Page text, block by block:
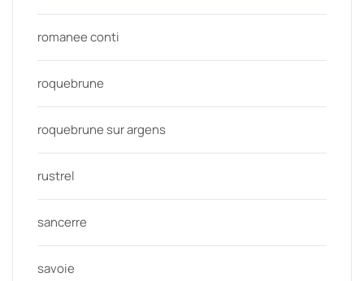
romanee conti
roquebrune
roquebrune sur argens
rustrel
sancerre
savoie